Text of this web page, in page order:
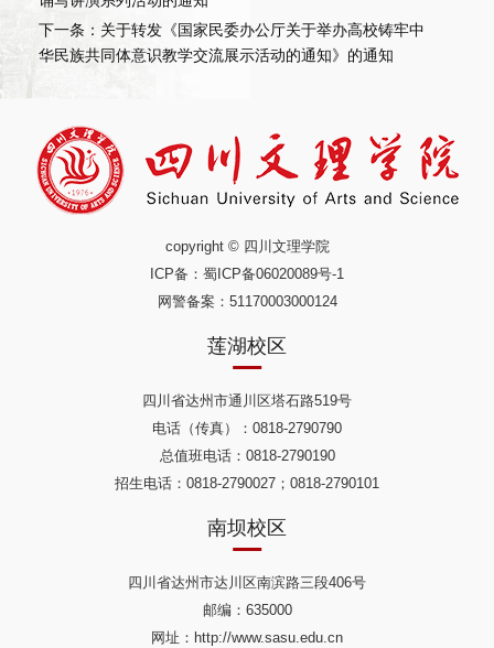
下一条：关于转发《国家民委办公厅关于举办高校铸牢中
华民族共同体意识教学交流展示活动的通知》的通知
copyright © 四川文理学院
ICP备： 蜀ICP备06020089号-1
网警备案：51170003000124
莲湖校区
四川省达州市通川区塔石路519号
电话（传真）：0818-2790790
总值班电话：0818-2790190
招生电话：0818-2790027；0818-2790101
南坝校区
四川省达州市达川区南滨路三段406号
邮编：635000
网址：http://www.sasu.edu.cn